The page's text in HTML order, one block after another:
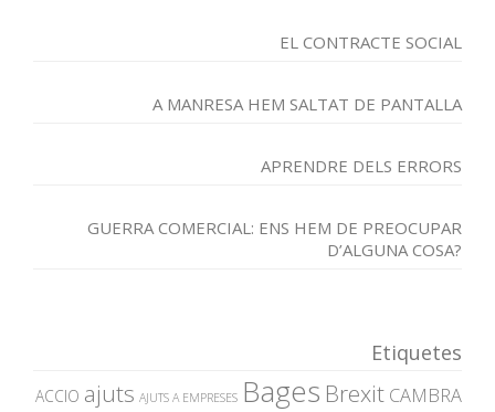
EL CONTRACTE SOCIAL
A MANRESA HEM SALTAT DE PANTALLA
APRENDRE DELS ERRORS
GUERRA COMERCIAL: ENS HEM DE PREOCUPAR
D’ALGUNA COSA?
Etiquetes
ACCIO ajuts AJUTS A EMPRESES Bages Brexit CAMBRA